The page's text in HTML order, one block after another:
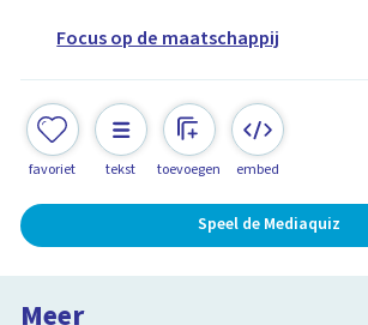
Focus op de maatschappij
favoriet tekst toevoegen embed
Speel de Mediaquiz
Meer